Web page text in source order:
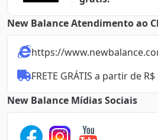
New Balance Atendimento ao
https://
FRETE GRÁTIS a partir de
New Balance Mídias Sociais